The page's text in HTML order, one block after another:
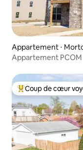
Appartement ⋅
Appartement PCOM
Coups de cœur
Coup de cœur